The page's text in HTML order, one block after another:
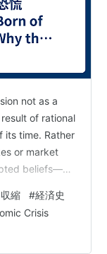
not as a
of rational
its time. Rather
or market
beliefs—
縮 #経済史
Crisis